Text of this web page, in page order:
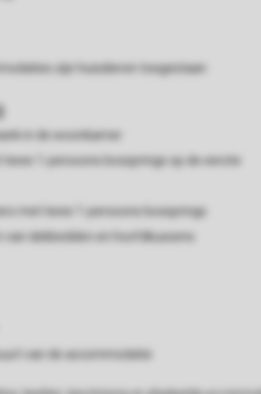
zijn huisdieren toegestaan
in de woonkamer
twee 1-persoons boxsprings op de eerste
met twee 1-persoons boxsprings
van dekbedden en hoofdkussens
van de accommodatie